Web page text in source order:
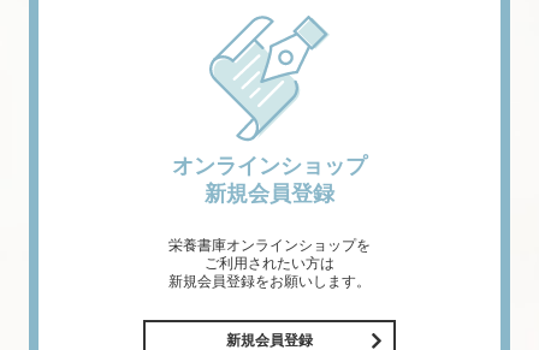
オンラインショップ
新規会員登録
栄養書庫オンラインショップを
ご利用されたい方は
新規会員登録をお願いします。
新規会員登録